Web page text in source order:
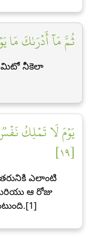
ثُمَّ مَآ أَدۡرَىٰكَ مَا
ఏమిటో నీకెలా
يَوۡمَ لَا تَمۡلِكُ
[١٩]
ఎలాంటి
ఆ రోజు